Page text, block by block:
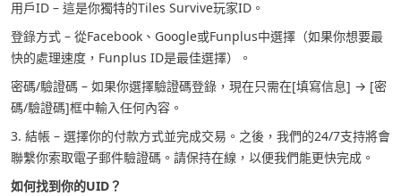
用戶ID – 這是你獨特的Tiles Survive玩家ID。
登錄方式 – 從Facebook、Google或Funplus中選擇（如果你想要最
快的處理速度，Funplus ID是最佳選擇）。
密碼/驗證碼 – 如果你選擇驗證碼登錄，現在只需在[填寫信息] → [密
碼/驗證碼]框中輸入任何內容。
3. 結帳 – 選擇你的付款方式並完成交易。之後，我們的24/7支持將會
聯繫你索取電子郵件驗證碼。請保持在線，以便我們能更快完成。
如何找到你的UID？